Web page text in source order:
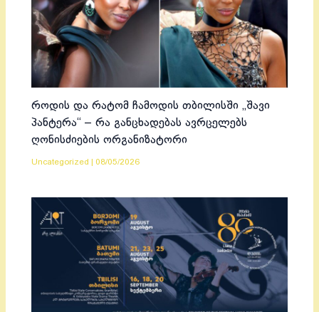
როდის და რატომ ჩამოდის თბილისში „შავი
პანტერა“ – რა განცხადებას ავრცელებს
ღონისძიების ორგანიზატორი
Uncategorized 08/05/2026